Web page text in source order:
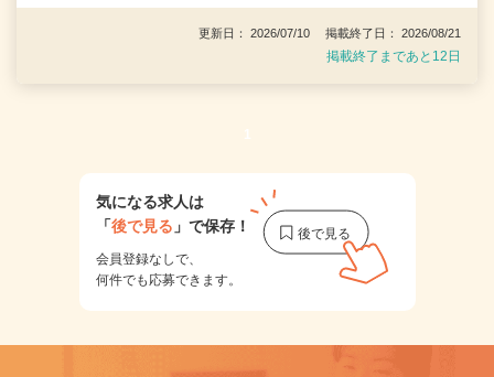
更新日： 2026/07/10 掲載終了日： 2026/08/21
掲載終了まであと12日
1
気になる求人は
「後で見る 」で保存！
会員登録なしで、
何件でも応募できます。